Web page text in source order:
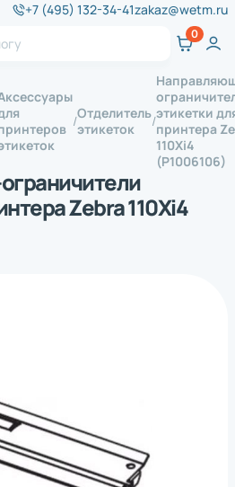
+7 (495) 132-34-41zakaz@wetm.ru
Отделитель
этикеток
этикетки
принтера
110Xi4
(P1006106)
Zebra 110Xi4